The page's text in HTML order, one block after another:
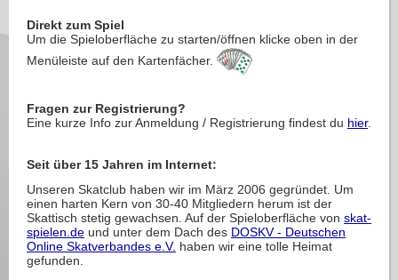
Direkt zum Spiel
Um die Spieloberfläche zu starten/öffnen klicke oben in der
Menüleiste auf den Kartenfächer.
Fragen zur Registrierung?
Eine kurze Info zur Anmeldung / Registrierung findest du hier.
Seit über 15 Jahren im Internet:
Unseren Skatclub haben wir im März 2006 gegründet. Um
einen harten Kern von 30-40 Mitgliedern herum ist der
Skattisch stetig gewachsen. Auf der Spieloberfläche von skat-
spielen.de und unter dem Dach des DOSKV - Deutschen
Online Skatverbandes e.V. haben wir eine tolle Heimat
gefunden.